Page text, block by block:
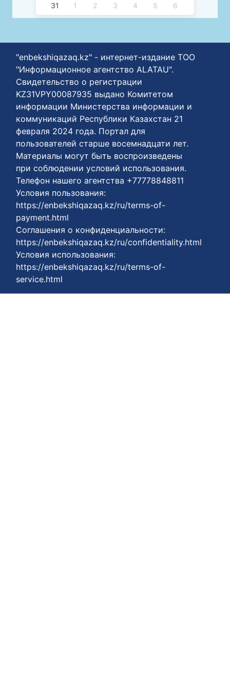
31 1 2 3 4 5 6
"enbekshiqazaq.kz" - интернет-издание ТОО
"Информационное агентство ALATAU".
Свидетельство о регистрации
KZ31VPY00087935 выдано Комитетом
информации Министерства информации и
коммуникаций Республики Казахстан 21
февраля 2024 года. Портал для
пользователей старше восемнадцати лет.
Материалы могут быть воспроизведены
при соблюдении условий использования.
Телефон нашего агентства +77778848811
Условия пользования:
https://enbekshiqazaq.kz/ru/terms-of-
payment.html
Соглашения о конфиденциальности:
https://enbekshiqazaq.kz/ru/confidentiality.html
Условия использования:
https://enbekshiqazaq.kz/ru/terms-of-
service.html